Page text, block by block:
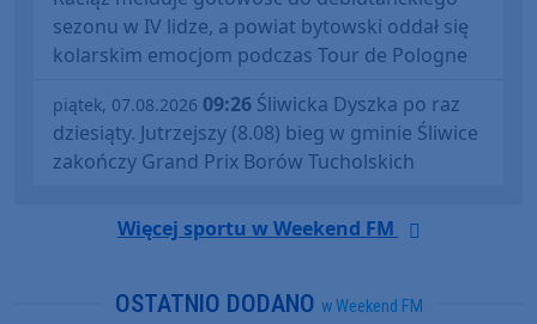
sezonu w IV lidze, a powiat bytowski oddał się
kolarskim emocjom podczas Tour de Pologne
piątek, 07.08.2026 09:26 Śliwicka Dyszka po raz
dziesiąty. Jutrzejszy (8.08) bieg w gminie Śliwice
zakończy Grand Prix Borów Tucholskich
Więcej sportu w Weekend FM
OSTATNIO DODANO w Weekend FM